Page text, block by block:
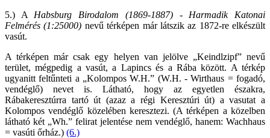
5.) A Habsburg Birodalom (1869-1887) - Harmadik Katonai
Felmérés (1:25000) nevű térképen már látszik az 1872-re elkészült
vasút.
A térképen már csak egy helyen van jelölve „Keindlzipf” nevű
terület, mégpedig a vasút, a Lapincs és a Rába között. A térkép
ugyanitt feltűnteti a „Kolompos W.H.” (W.H. - Wirthaus = fogadó,
vendéglő) nevet is. Látható, hogy az egyetlen északra,
Rábakeresztúrra tartó út (azaz a régi Keresztúri út) a vasutat a
Kolompos vendéglő közelében keresztezi. (A térképen a közelben
látható két „Wh.” felirat jelentése nem vendéglő, hanem: Wachhaus
= vasúti őrház.) (6.)